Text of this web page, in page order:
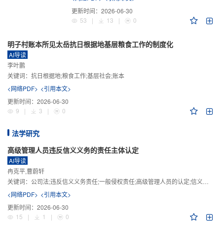
更新时间： 2026-06-30
53
| 13 | 0
明子村账本所见太岳抗日根据地基层粮食工作的制度化
AI导读
李叶鹏
关键词： 抗日根据地;粮食工作;基层社会;账本
<网络PDF> <引用本文>
更新时间： 2026-06-30
9
| 3 | 0
法学研究
高级管理人员违反信义义务的责任主体认定
AI导读
冉克平,曹蔚轩
关键词： 公司法;违反信义义务责任;一般侵权责任;高级管理人员的认定;信义义务
<网络PDF> <引用本文>
更新时间： 2026-06-30
15
| 1 | 0